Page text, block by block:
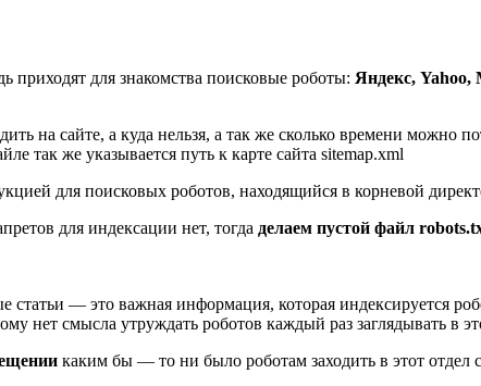
приходят для знакомства поисковые роботы: Яндекс,
на сайте, а куда нельзя, а так же сколько времени можно
так же указывается путь к карте сайта sitemap.xml
для поисковых роботов, находящийся в корневой
для индексации нет, тогда делаем пустой файл
статьи — это важная информация, которая индексируется
нет смысла утруждать роботов каждый раз заглядывать в
каким бы — то ни было роботам заходить в этот отдел